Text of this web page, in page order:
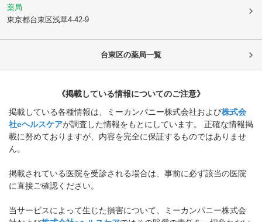
薬局
東京都台東区浅草4-42-9
台東区の薬局一覧
《掲載している情報についてのご注意》
掲載している各種情報は、ミーカンパニー株式会社および株式会
社eヘルスケアが調査した情報をもとにしています。 正確な情報掲
載に努めておりますが、内容を完全に保証するものではありませ
ん。
掲載されている医院を受診される場合は、事前に必ず該当の医院
に直接ご確認ください。
当サービスによって生じた損害について、ミーカンパニー株式会